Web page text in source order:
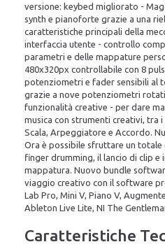
versione: keybed migliorato -
synth e pianoforte grazie a una
caratteristiche principali della
interfaccia utente - controllo
parametri e delle mappature
480x320px controllabile con 8
potenziometri e fader sensibili al
grazie a nove potenziometri
funzionalità creative - per dare
musica con strumenti creativi, tra
Scala, Arpeggiatore e Accordo.
Ora è possibile sfruttare un totale
finger drumming, il lancio di clip e
mappatura. Nuovo bundle
viaggio creativo con il software
Lab Pro, Mini V, Piano V,
Ableton Live Lite, NI The
Caratteristiche